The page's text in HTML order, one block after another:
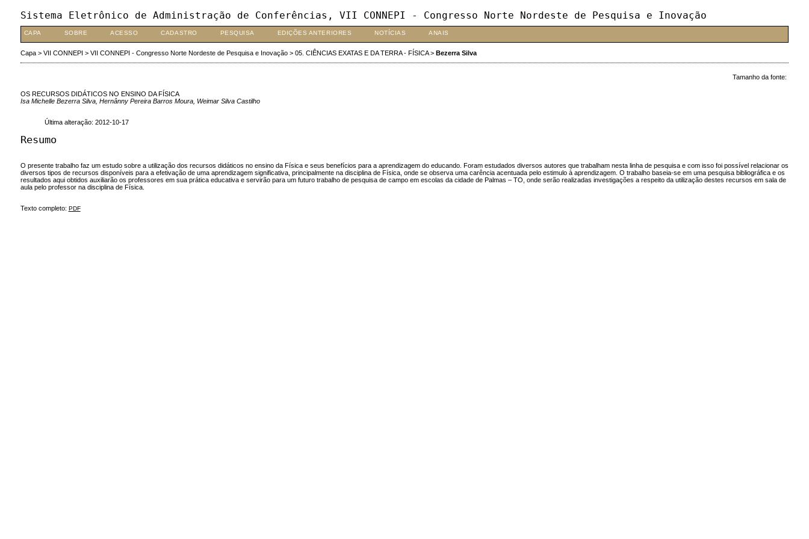
Sistema Eletrônico de Administração de Conferências, VII CONNEPI - Congresso Norte Nordeste de Pesquisa e Inovação
CAPA SOBRE ACESSO CADASTRO PESQUISA EDIÇÕES ANTERIORES NOTÍCIAS ANAIS
Capa> VII CONNEPI > VII CONNEPI - Congresso Norte Nordeste de Pesquisa e Inovação> 05. CIÊNCIAS EXATAS E DA TERRA - FÍSICA> Bezerra Silva
Tamanho da fonte:
OS RECURSOS DIDÁTICOS NO ENSINO DA FÍSICA
Isa Michelle Bezerra Silva, Hernânny Pereira Barros Moura, Weimar Silva Castilho
Última alteração: 2012-10-17
Resumo
O presente trabalho faz um estudo sobre a utilização dos recursos didáticos no ensino da Física e seus benefícios para a aprendizagem do educando. Foram estudados diversos autores que trabalham nesta linha de pesquisa e com isso foi possível relacionar os
diversos tipos de recursos disponíveis para a efetivação de uma aprendizagem significativa, principalmente na disciplina de Física, onde se observa uma carência acentuada pelo estimulo à aprendizagem. O trabalho baseia-se em uma pesquisa bibliográfica e os
resultados aqui obtidos auxiliarão os professores em sua prática educativa e servirão para um futuro trabalho de pesquisa de campo em escolas da cidade de Palmas – TO, onde serão realizadas investigações a respeito da utilização destes recursos em sala de
aula pelo professor na disciplina de Física.
Texto completo: PDF